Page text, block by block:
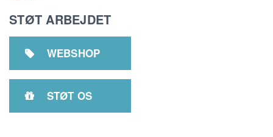
STØT ARBEJDET
 WEBSHOP
 STØT OS